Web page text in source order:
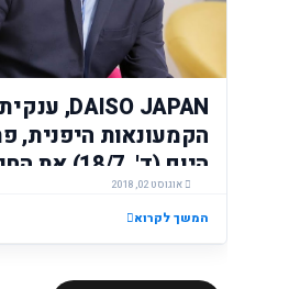
DAISO JAPAN, ענקית
הקמעונאות היפנית,
היום (ד', 18/7)
השנייה של הרשת
Friendly "רננים" ברעננה
אוגוסט 02, 2018
המשך לקרוא